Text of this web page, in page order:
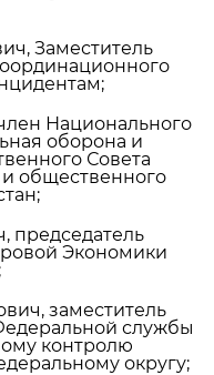
Заместитель
Национального
оборона и
Совета
общественного
председатель
Экономики
заместитель
службы
контролю
округу;